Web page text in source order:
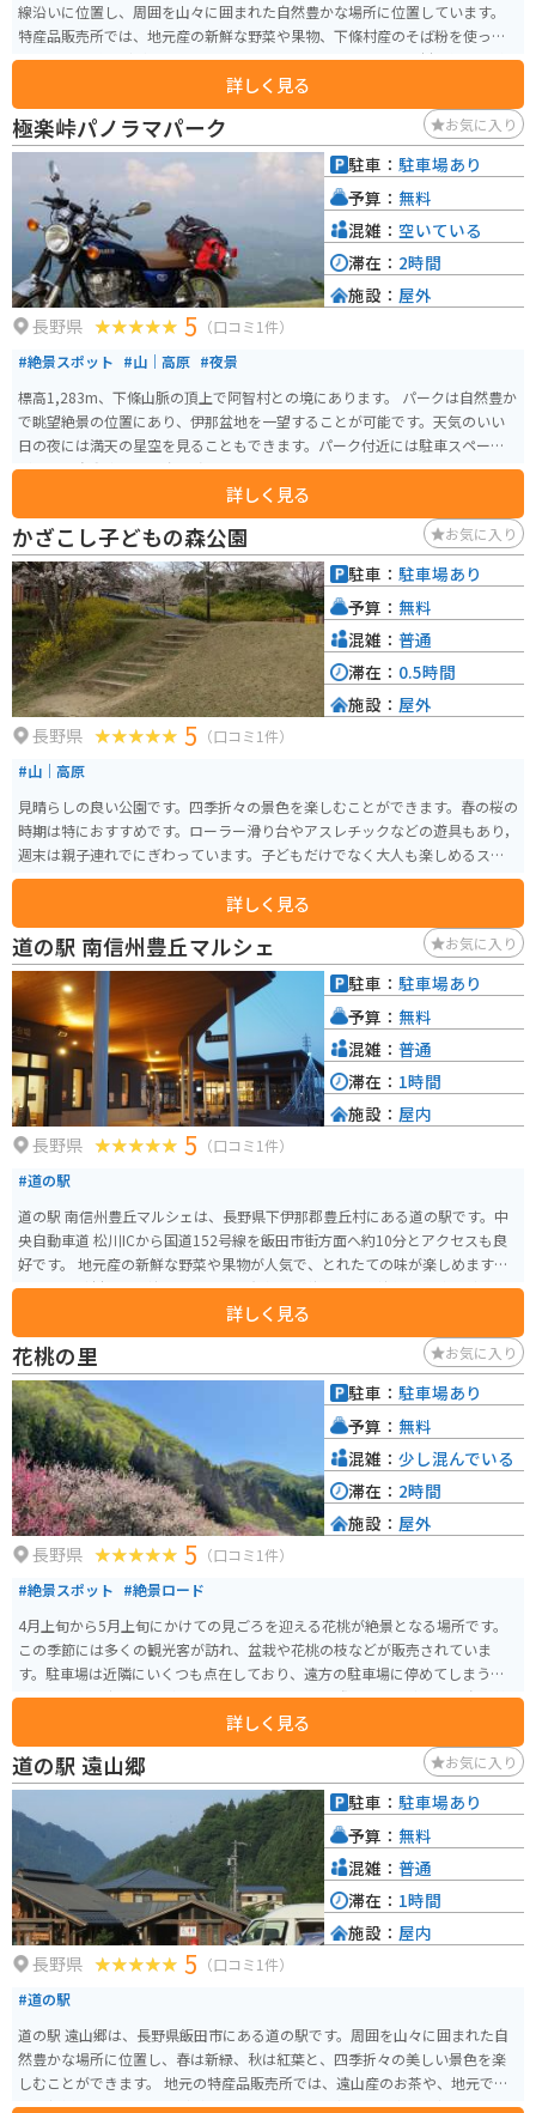
線沿いに位置し、周囲を山々に囲まれた自然豊かな場所に位置しています。
特産品販売所では、地元産の新鮮な野菜や果物、下條村産のそば粉を使った
蕎麦、五平餅などが販売されています。食堂では、地元産の食材を使った料
理を楽しむことができます。特に、地元で蕎麦の栽培が盛んなことから、蕎
麦を使ったメニューは人気があります。 バイクで訪れる場合、道の駅には
広々とした駐車場が完備されているので安心です。また、周辺には飯田高原
や天竜峡など、風光明媚な観光スポットも点在しているので、ツーリングの
拠点としても最適です。 道の駅 信濃路下條は、地元の特産品やグルメ、そし
て周辺の観光情報が集まる便利なスポットです。ドライブやツーリングの休
憩に、ぜひ立ち寄ってみてください。
詳しく見る
極楽峠パノラマパーク お気に入り
長野県 5 （口コミ1件）
#絶景スポット #山｜高原 #夜景
標高1,283m、下條山脈の頂上で阿智村との境にあります。 パークは自然豊か
で眺望絶景の位置にあり、伊那盆地を一望することが可能です。天気のいい
日の夜には満天の星空を見ることもできます。パーク付近には駐車スペース
があり、自動車で6～7台程度のスペースです。
詳しく見る
駐車： 駐車場あり
予算： 無料
混雑： 空いている
滞在： 2時間
施設： 屋外
かざこし子どもの森公園 お気に入り
長野県 5 （口コミ1件）
#山｜高原
見晴らしの良い公園です。四季折々の景色を楽しむことができます。春の桜の
時期は特におすすめです。ローラー滑り台やアスレチックなどの遊具もあり，
週末は親子連れでにぎわっています。子どもだけでなく大人も楽しめるスポ
ットです。
詳しく見る
駐車： 駐車場あり
予算： 無料
混雑： 普通
滞在： 0.5時間
施設： 屋外
道の駅 南信州豊丘マルシェ お気に入り
長野県 5 （口コミ1件）
#道の駅
道の駅 南信州豊丘マルシェは、長野県下伊那郡豊丘村にある道の駅です。中
央自動車道 松川ICから国道152号線を飯田市街方面へ約10分とアクセスも良
好です。 地元産の新鮮な野菜や果物が人気で、とれたての味が楽しめます。
特に、豊丘村は市田柿の産地として有名で、秋には干し柿作り体験なども開
催されます。レストランでは、地元の食材を使った料理を味わうことができ
ます。 バイク置き場は、建物のすぐ横に広々としたスペースが用意されてい
るので安心です。道の駅の向かい側には、南アルプスの絶景を望むことがで
きる公園もあり、休憩に最適です。 周辺には、南アルプスの雄大な自然が広
がっており、ハイキングやトレッキングなども楽しめます。また、車で約20
分の距離には、昼神温泉や阿智村などの観光スポットもあります。
詳しく見る
駐車： 駐車場あり
予算： 無料
混雑： 普通
滞在： 1時間
施設： 屋内
花桃の里 お気に入り
長野県 5 （口コミ1件）
#絶景スポット #絶景ロード
4月上旬から5月上旬にかけての見ごろを迎える花桃が絶景となる場所です。
この季節には多くの観光客が訪れ、盆栽や花桃の枝などが販売されていま
す。駐車場は近隣にいくつも点在しており、遠方の駐車場に停めてしまうと
結構な距離を歩く必要があります。 バイクで走る際にも立ち寄って、春の美
しい景色を楽しむことができます。また、この時期は周辺の観光スポットも
多数ありますので、ぜひ訪れてみてください。
詳しく見る
駐車： 駐車場あり
予算： 無料
混雑： 少し混んでいる
滞在： 2時間
施設： 屋外
道の駅 遠山郷 お気に入り
長野県 5 （口コミ1件）
#道の駅
道の駅 遠山郷は、長野県飯田市にある道の駅です。周囲を山々に囲まれた自
然豊かな場所に位置し、春は新緑、秋は紅葉と、四季折々の美しい景色を楽
しむことができます。 地元の特産品販売所では、遠山産のお茶や、地元で採
れた新鮮な野菜、山菜などが販売されています。中でも、遠山地方で古くか
駐車： 駐車場あり
予算： 無料
混雑： 普通
滞在： 1時間
施設： 屋内